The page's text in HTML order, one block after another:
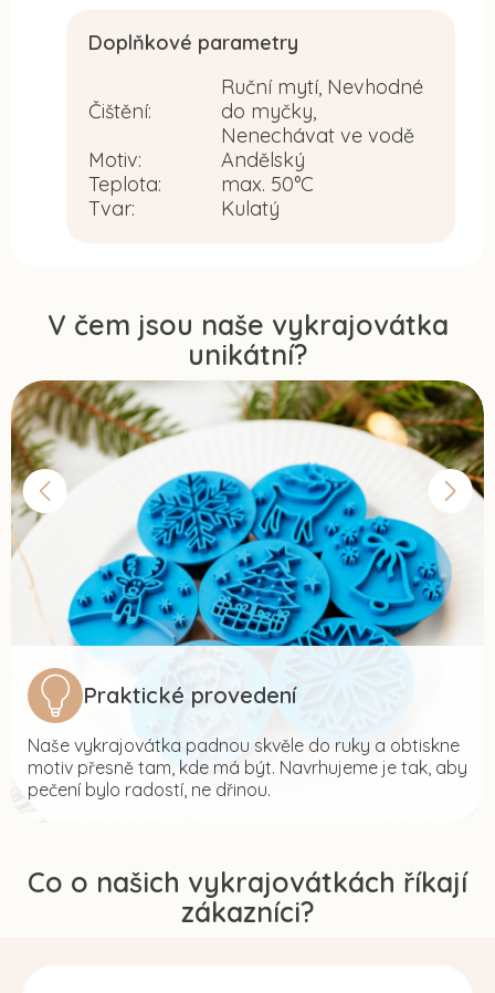
V čem jsou naše vykrajovátka
unikátní?
Praktické provedení
Naše vykrajovátka padnou skvěle do ruky a obtiskne
motiv přesně tam, kde má být. Navrhujeme je tak, aby
pečení bylo radostí, ne dřinou.
Doplňkové parametry
Čištění:
Ruční mytí, Nevhodné
do myčky,
Nenechávat ve vodě
Motiv:
Andělský
Teplota:
max. 50°C
Tvar: Kulatý
Co o našich vykrajovátkách říkají
zákazníci?